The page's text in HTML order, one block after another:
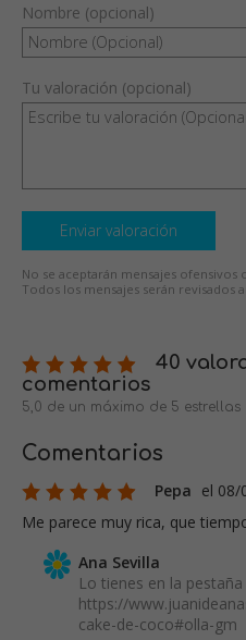
Nombre (opcional)
Tu valoración (opcional)
Enviar valoración
No se aceptarán mensajes ofensivos
Todos los mensajes serán revisados
40
comentarios
5,0 de un máximo de 5 estrellas
Comentarios
Pepa el 08/
Me parece muy rica, que
Ana Sevilla
Lo tienes en la
https://
cake-de-coco#olla-gm